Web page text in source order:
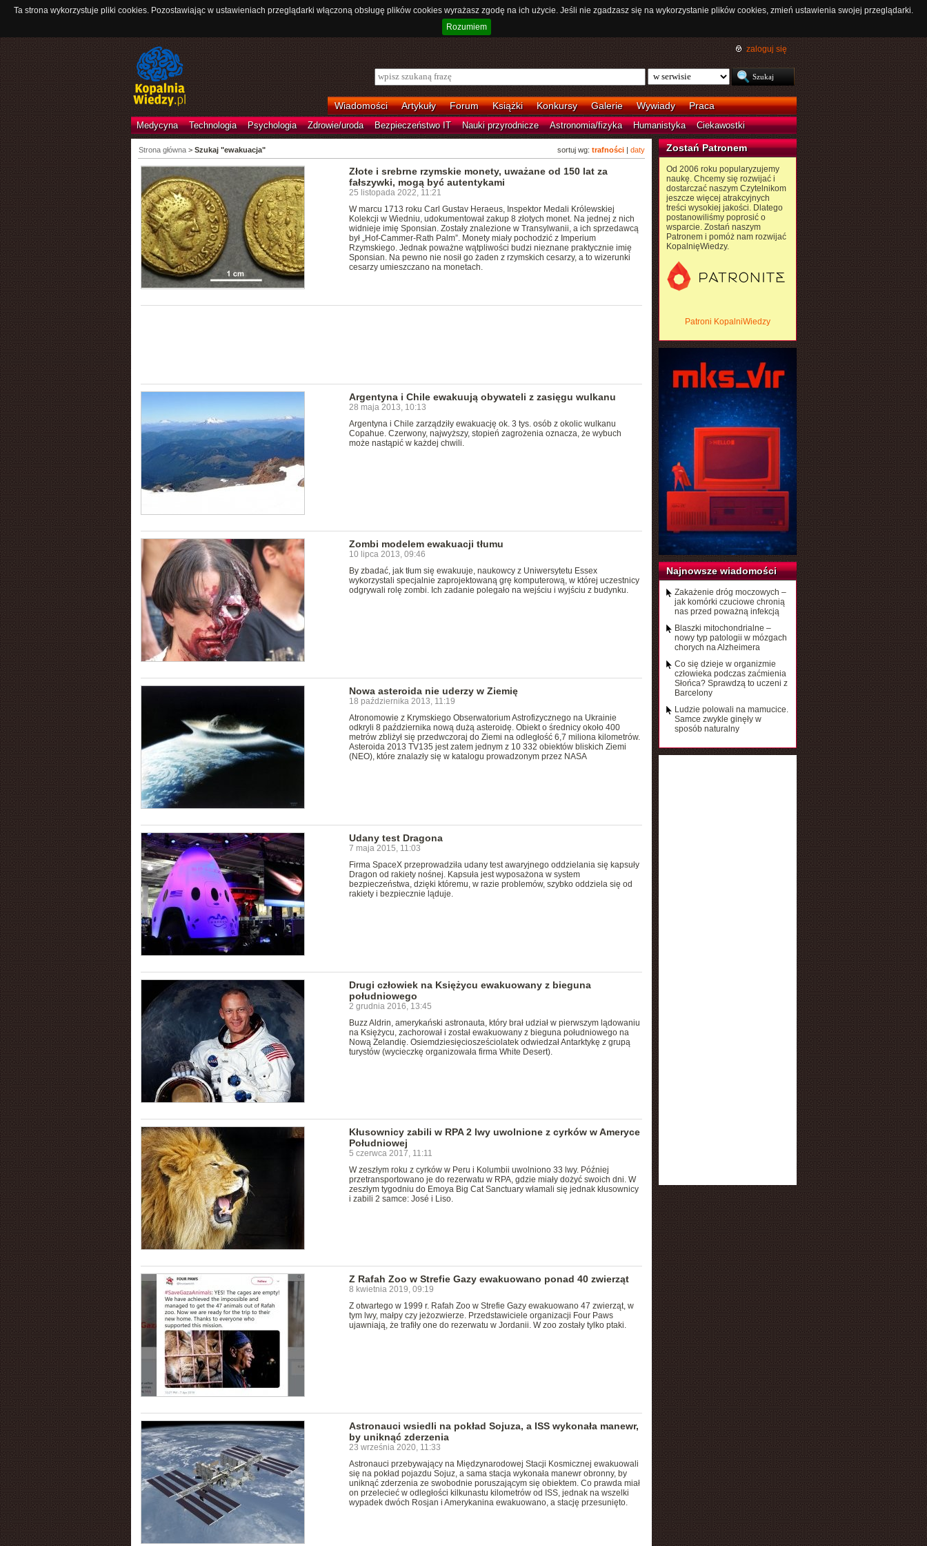
Ta strona wykorzystuje pliki cookies. Pozostawiając w ustawieniach przeglądarki włączoną obsługę plików cookies wyrażasz zgodę na ich użycie. Jeśli nie zgadzasz się na wykorzystanie plików cookies, zmień ustawienia swojej przeglądarki.
Rozumiem
zaloguj się
Wiadomości Artykuły Forum Książki Konkursy Galerie Wywiady Praca
Medycyna Technologia Psychologia Zdrowie/uroda Bezpieczeństwo IT Nauki przyrodnicze Astronomia/fizyka Humanistyka Ciekawostki
sortuj wg: trafności| daty
Strona główna> Szukaj "ewakuacja"
Złote i srebrne rzymskie monety, uważane od 150 lat za
fałszywki, mogą być autentykami
25 listopada 2022, 11:21
W marcu 1713 roku Carl Gustav Heraeus, Inspektor Medali Królewskiej
Kolekcji w Wiedniu, udokumentował zakup 8 złotych monet. Na jednej z nich
widnieje imię Sponsian. Zostały znalezione w Transylwanii, a ich sprzedawcą
był „Hof-Cammer-Rath Palm”. Monety miały pochodzić z Imperium
Rzymskiego. Jednak poważne wątpliwości budzi nieznane praktycznie imię
Sponsian. Na pewno nie nosił go żaden z rzymskich cesarzy, a to wizerunki
cesarzy umieszczano na monetach.
Argentyna i Chile ewakuują obywateli z zasięgu wulkanu
28 maja 2013, 10:13
Argentyna i Chile zarządziły ewakuację ok. 3 tys. osób z okolic wulkanu
Copahue. Czerwony, najwyższy, stopień zagrożenia oznacza, że wybuch
może nastąpić w każdej chwili.
Zombi modelem ewakuacji tłumu
10 lipca 2013, 09:46
By zbadać, jak tłum się ewakuuje, naukowcy z Uniwersytetu Essex
wykorzystali specjalnie zaprojektowaną grę komputerową, w której uczestnicy
odgrywali rolę zombi. Ich zadanie polegało na wejściu i wyjściu z budynku.
Nowa asteroida nie uderzy w Ziemię
18 października 2013, 11:19
Atronomowie z Krymskiego Obserwatorium Astrofizycznego na Ukrainie
odkryli 8 października nową dużą asteroidę. Obiekt o średnicy około 400
metrów zbliżył się przedwczoraj do Ziemi na odległość 6,7 miliona kilometrów.
Asteroida 2013 TV135 jest zatem jednym z 10 332 obiektów bliskich Ziemi
(NEO), które znalazły się w katalogu prowadzonym przez NASA
Udany test Dragona
7 maja 2015, 11:03
Firma SpaceX przeprowadziła udany test awaryjnego oddzielania się kapsuły
Dragon od rakiety nośnej. Kapsuła jest wyposażona w system
bezpieczeństwa, dzięki któremu, w razie problemów, szybko oddziela się od
rakiety i bezpiecznie ląduje.
Drugi człowiek na Księżycu ewakuowany z bieguna
południowego
2 grudnia 2016, 13:45
Buzz Aldrin, amerykański astronauta, który brał udział w pierwszym lądowaniu
na Księżycu, zachorował i został ewakuowany z bieguna południowego na
Nową Zelandię. Osiemdziesięciosześciolatek odwiedzał Antarktykę z grupą
turystów (wycieczkę organizowała firma White Desert).
Kłusownicy zabili w RPA 2 lwy uwolnione z cyrków w Ameryce
Południowej
5 czerwca 2017, 11:11
W zeszłym roku z cyrków w Peru i Kolumbii uwolniono 33 lwy. Później
przetransportowano je do rezerwatu w RPA, gdzie miały dożyć swoich dni. W
zeszłym tygodniu do Emoya Big Cat Sanctuary włamali się jednak kłusownicy
i zabili 2 samce: José i Liso.
Z Rafah Zoo w Strefie Gazy ewakuowano ponad 40 zwierząt
8 kwietnia 2019, 09:19
Z otwartego w 1999 r. Rafah Zoo w Strefie Gazy ewakuowano 47 zwierząt, w
tym lwy, małpy czy jeżozwierze. Przedstawiciele organizacji Four Paws
ujawniają, że trafiły one do rezerwatu w Jordanii. W zoo zostały tylko ptaki.
Astronauci wsiedli na pokład Sojuza, a ISS wykonała manewr,
by uniknąć zderzenia
23 września 2020, 11:33
Astronauci przebywający na Międzynarodowej Stacji Kosmicznej ewakuowali
się na pokład pojazdu Sojuz, a sama stacja wykonała manewr obronny, by
uniknąć zderzenia ze swobodnie poruszającym się obiektem. Co prawda miał
on przelecieć w odległości kilkunastu kilometrów od ISS, jednak na wszelki
wypadek dwóch Rosjan i Amerykanina ewakuowano, a stację przesunięto.
Zostań Patronem
Od 2006 roku popularyzujemy
naukę. Chcemy się rozwijać i
dostarczać naszym Czytelnikom
jeszcze więcej atrakcyjnych
treści wysokiej jakości. Dlatego
postanowiliśmy poprosić o
wsparcie. Zostań naszym
Patronem i pomóż nam rozwijać
KopalnięWiedzy.
Patroni KopalniWiedzy
Najnowsze wiadomości
Zakażenie dróg moczowych –
jak komórki czuciowe chronią
nas przed poważną infekcją
Blaszki mitochondrialne –
nowy typ patologii w mózgach
chorych na Alzheimera
Co się dzieje w organizmie
człowieka podczas zaćmienia
Słońca? Sprawdzą to uczeni z
Barcelony
Ludzie polowali na mamucice.
Samce zwykle ginęły w
sposób naturalny